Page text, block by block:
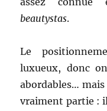
beautystas.
Le
luxueux, donc
abordables… mais
vraiment partie :